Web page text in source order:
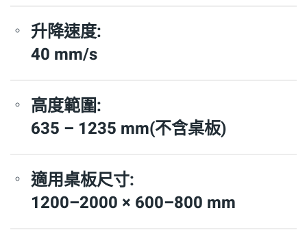
升降速度:
40 mm/s
高度範圍:
635 – 1235 mm(不含桌板)
適用桌板尺寸:
1200–2000 × 600–800 mm